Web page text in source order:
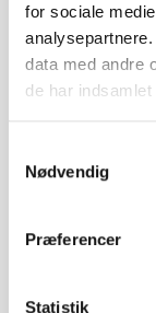
for sociale
data med andre
de har
Nødvendig
Præferencer
Statistik
I dybde 37,5
I dybde 45,5